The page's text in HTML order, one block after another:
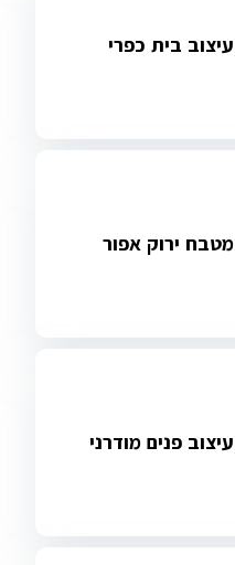
עיצוב בית כפרי
מטבח ירוק אפור
עיצוב פנים מודרני